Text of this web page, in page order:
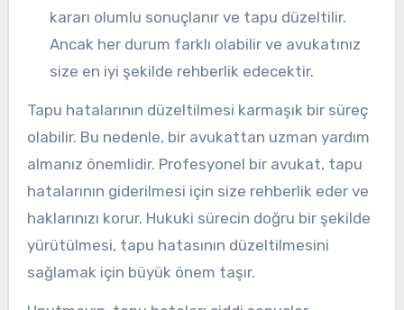
kararı olumlu sonuçlanır ve tapu düzeltilir.
Ancak her durum farklı olabilir ve avukatınız
size en iyi şekilde rehberlik edecektir.
Tapu hatalarının düzeltilmesi karmaşık bir süreç
olabilir. Bu nedenle, bir avukattan uzman yardım
almanız önemlidir. Profesyonel bir avukat, tapu
hatalarının giderilmesi için size rehberlik eder ve
haklarınızı korur. Hukuki sürecin doğru bir şekilde
yürütülmesi, tapu hatasının düzeltilmesini
sağlamak için büyük önem taşır.